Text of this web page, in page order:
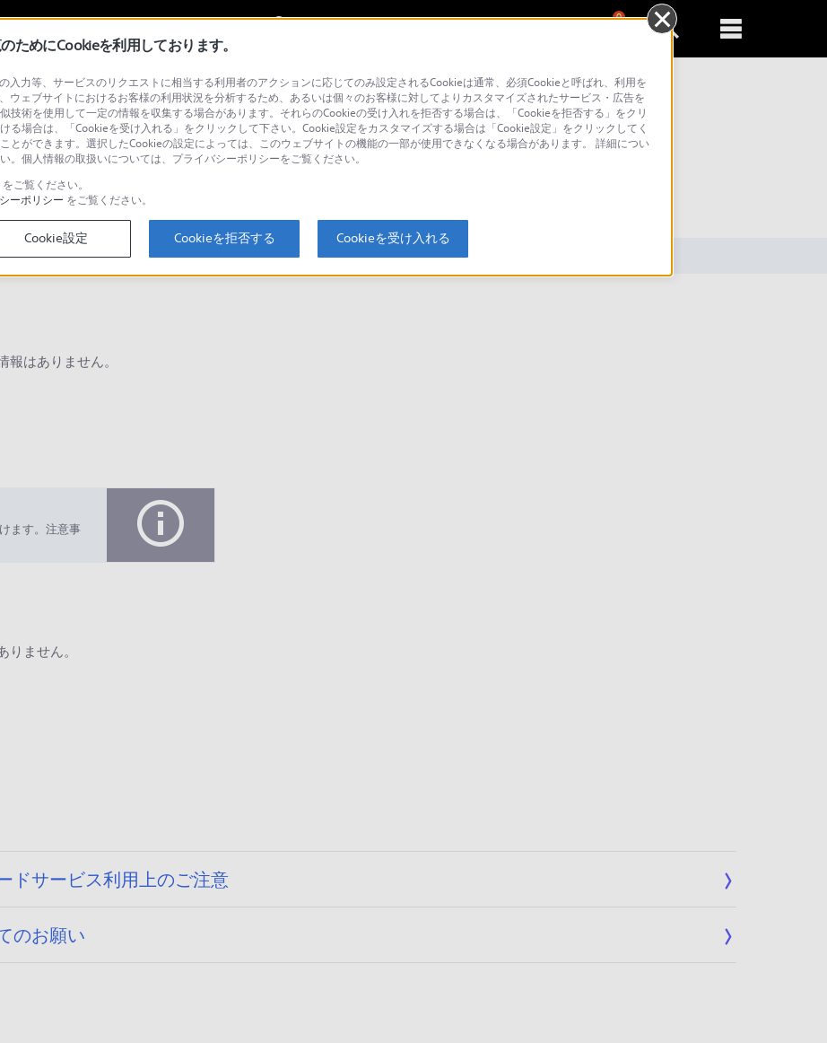
0
ショナル／業務用
Q&A
はありません。
ます。注意事
ません。
ドサービス利用上のご注意
のお願い
ためにCookieを利用しております。
入力等、サービスのリクエストに相当する利用者のアクションに応じてのみ設定されるCookieは通常、必須Cookieと呼ばれ、利用を
ウェブサイトにおけるお客様の利用状況を分析するため、あるいは個々のお客様に対してよりカスタマイズされたサービス・広告を
技術を使用して一定の情報を収集する場合があります。それらのCookieの受け入れを拒否する場合は、「Cookieを拒否する」をクリ
る場合は、「Cookieを受け入れる」をクリックして下さい。Cookie設定をカスタマイズする場合は「Cookie設定」をクリックしてく
とができます。選択したCookieの設定によっては、このウェブサイトの機能の一部が使用できなくなる場合があります。 詳細につい
。個人情報の取扱いについては、プライバシーポリシーをご覧ください。
をご覧ください。
ーポリシー をご覧ください。
Cookie設定 Cookieを拒否する Cookieを受け入れる